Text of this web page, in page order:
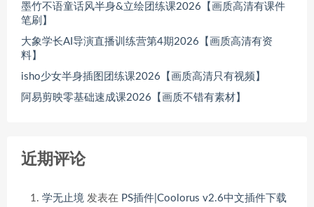
墨竹不语童话风半身&立绘团练课2026【画质高清有课件
笔刷】
大象学长AI导演直播训练营第4期2026【画质高清有资
料】
isho少女半身插图团练课2026【画质高清只有视频】
阿易剪映零基础速成课2026【画质不错有素材】
近期评论
学无止境 发表在 PS插件|Coolorus v2.6中文插件下载